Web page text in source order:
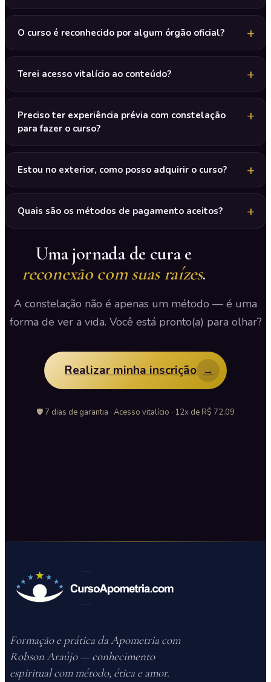
O curso é reconhecido por algum órgão oficial?
Terei acesso vitalício ao conteúdo?
Preciso ter experiência prévia com constelação
para fazer o curso?
Estou no exterior, como posso adquirir o curso?
Quais são os métodos de pagamento aceitos?
Uma jornada de cura e
reconexão com suas raízes.
A constelação não é apenas um método — é uma
forma de ver a vida. Você está pronto(a) para olhar?
Realizar minha inscrição →
🛡️ 7 dias de garantia · Acesso vitalício · 12x de R$ 72,09
Formação e prática da Apometria com
Robson Araújo — conhecimento
espiritual com método, ética e amor.